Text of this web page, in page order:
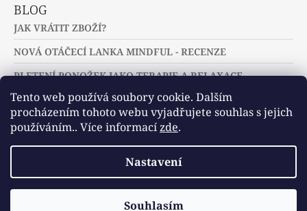
Tento web používá soubory cookie. Dalším
procházením tohoto webu vyjadřujete souhlas s jejich
používáním.. Více informacízde.
Nastavení
Souhlasím
BLOG
JAK VRÁTIT ZBOŽÍ?
NOVÁ OTÁČECÍ LANKA MINDFUL - RECENZE
PLETENÍ PONOŽEK JAKO TERAPIE A RELAXACE
Slovníček pojmů Často kladené dotazy
© 2026 U jehlic a klubíček - zuzinick.cz.